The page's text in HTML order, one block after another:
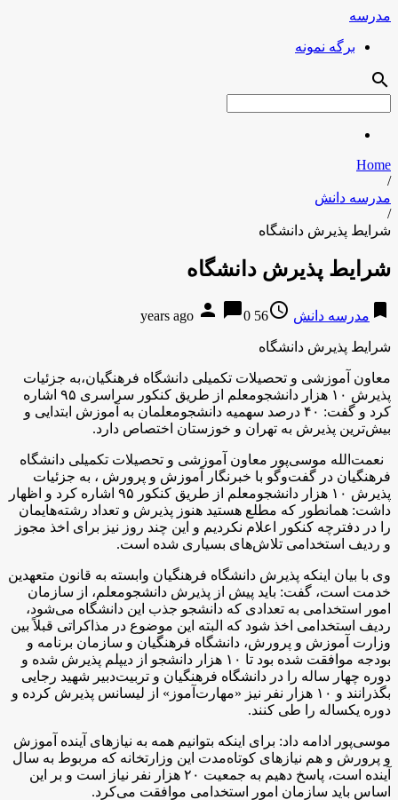
مدرسه
برگه نمونه
search
Home
/
مدرسه دانش
/
شرایط پذیرش دانشگاه
شرایط پذیرش دانشگاه
bookmark مدرسه دانش access_time
56 years ago
person chat_bubble0
شرایط پذیرش دانشگاه
معاون آموزشی و تحصیلات تکمیلی دانشگاه فرهنگیان،‌به جزئیات
پذیرش ۱۰ هزار دانشجومعلم از طریق کنکور سراسری ۹۵ اشاره
کرد و گفت:‌ ۴۰ درصد سهمیه دانشجومعلمان به آموزش ابتدایی و
بیش‌ترین پذیرش به تهران و خوزستان اختصاص دارد.
نعمت‌الله موسی‌پور معاون آموزشی و تحصیلات تکمیلی دانشگاه
فرهنگیان در گفت‌وگو با خبرنگار آموزش و پرورش ،‌ به جزئیات
پذیرش ۱۰ هزار دانشجومعلم از طریق کنکور ۹۵ اشاره کرد و اظهار
داشت: همانطور که مطلع هستید هنوز پذیرش و تعداد رشته‌هایمان
را در دفترچه کنکور اعلام نکردیم و این چند روز نیز برای اخذ مجوز
و ردیف استخدامی تلاش‌های بسیاری شده است.
وی با بیان اینکه پذیرش دانشگاه فرهنگیان وابسته به قانون متعهدین
خدمت است،‌ گفت: باید پیش از پذیرش دانشجومعلم،‌ از سازمان
امور استخدامی به تعدادی که دانشجو جذب این دانشگاه می‌شود،‌
ردیف استخدامی اخذ شود که البته این موضوع در مذاکراتی قبلاً بین
وزارت آموزش و پرورش، دانشگاه فرهنگیان و سازمان برنامه و
بودجه موافقت شده بود تا ۱۰ هزار دانشجو از دیپلم پذیرش شده و
دوره چهار ساله را در دانشگاه فرهنگیان و تربیت‌دبیر شهید رجایی
بگذرانند و ۱۰ هزار نفر نیز «مهارت‌آموز» از لیسانس پذیرش کرده و
دوره یکساله را طی کنند.
موسی‌پور ادامه داد: برای اینکه بتوانیم همه به نیازهای آینده آموزش
و پرورش و هم نیازهای کوتاه‌مدت این وزارتخانه که مربوط به سال
آینده است،‌ پاسخ دهیم به جمعیت ۲۰ هزار نفر نیاز است و بر این
اساس باید سازمان امور استخدامی موافقت می‌کرد.